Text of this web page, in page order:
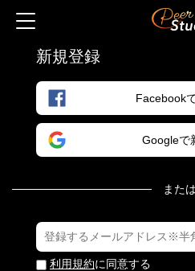
新規登録
Facebook
Googleで
または
利用規約に同意する